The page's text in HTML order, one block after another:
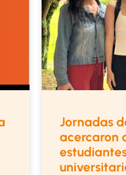
Jornadas
acercaron